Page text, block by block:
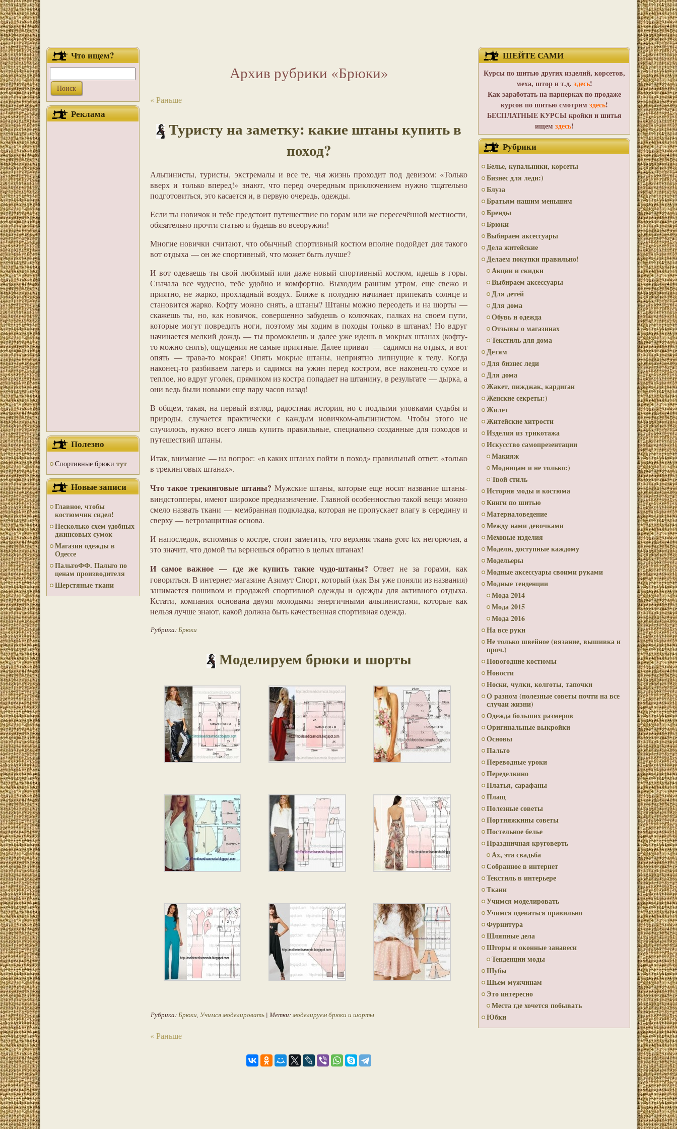
Что ищем?
Реклама
Полезно
Спортивные брюки тут
Новые записи
Главное, чтобы
костюмчик сидел!
Несколько схем удобных
джинсовых сумок
Магазин одежды в
Одессе
ПальтоФФ. Пальто по
ценам производителя
Шерстяные ткани
Архив рубрики «Брюки»
« Раньше
Туристу на заметку: какие штаны купить в
поход?
Альпинисты, туристы, экстремалы и все те, чья жизнь проходит под девизом: «Только
вверх и только вперед!» знают, что перед очередным приключением нужно тщательно
подготовиться, это касается и, в первую очередь, одежды.
Если ты новичок и тебе предстоит путешествие по горам или же пересечённой местности,
обязательно прочти статью и будешь во всеоружии!
Многие новички считают, что обычный спортивный костюм вполне подойдет для такого
вот отдыха — он же спортивный, что может быть лучше?
И вот одеваешь ты свой любимый или даже новый спортивный костюм, идешь в горы.
Сначала все чудесно, тебе удобно и комфортно. Выходим ранним утром, еще свежо и
приятно, не жарко, прохладный воздух. Ближе к полудню начинает припекать солнце и
становится жарко. Кофту можно снять, а штаны? Штаны можно переодеть и на шорты —
скажешь ты, но, как новичок, совершенно забудешь о колючках, палках на своем пути,
которые могут повредить ноги, поэтому мы ходим в походы только в штанах! Но вдруг
начинается мелкий дождь — ты промокаешь и далее уже идешь в мокрых штанах (кофту-
то можно снять), ощущения не самые приятные. Далее привал — садимся на отдых, и вот
опять — трава-то мокрая! Опять мокрые штаны, неприятно липнущие к телу. Когда
наконец-то разбиваем лагерь и садимся на ужин перед костром, все наконец-то сухое и
теплое, но вдруг уголек, прямиком из костра попадает на штанину, в результате — дырка, а
они ведь были новыми еще пару часов назад!
В общем, такая, на первый взгляд, радостная история, но с подлыми уловками судьбы и
природы, случается практически с каждым новичком-альпинистом. Чтобы этого не
случилось, нужно всего лишь купить правильные, специально созданные для походов и
путешествий штаны.
Итак, внимание — на вопрос: «в каких штанах пойти в поход» правильный ответ: «только
в трекинговых штанах».
Что такое трекинговые штаны? Мужские штаны, которые еще носят название штаны-
виндстопперы, имеют широкое предназначение. Главной особенностью такой вещи можно
смело назвать ткани — мембранная подкладка, которая не пропускает влагу в середину и
сверху — ветрозащитная основа.
И напоследок, вспомнив о костре, стоит заметить, что верхняя ткань gore-tex негорючая, а
это значит, что домой ты вернешься обратно в целых штанах!
И самое важное — где же купить такие чудо-штаны? Ответ не за горами, как
говориться. В интернет-магазине Азимут Спорт, который (как Вы уже поняли из названия)
занимается пошивом и продажей спортивной одежды и одежды для активного отдыха.
Кстати, компания основана двумя молодыми энергичными альпинистами, которые как
нельзя лучше знают, какой должна быть качественная спортивная одежда.
Рубрика:Брюки
Моделируем брюки и шорты
Рубрика: Брюки Учимся моделировать | Метки: моделируем брюки и шорты
« Раньше
ШЕЙТЕ САМИ
Курсы по шитью других изделий, корсетов,
меха, штор и т.д. здесь!
Как заработать на парнерках по продаже
курсов по шитью смотрим здесь!
БЕСПЛАТНЫЕ КУРСЫ кройки и шитья
ищем здесь!
Рубрики
Белье, купальники, корсеты
Бизнес для леди:)
Блуза
Братьям нашим меньшим
Бренды
Брюки
Выбираем аксессуары
Дела житейские
Делаем покупки правильно!
Акции и скидки
Выбираем аксессуары
Для детей
Для дома
Обувь и одежда
Отзывы о магазинах
Текстиль для дома
Детям
Для бизнес леди
Для дома
Жакет, пижджак, кардиган
Женские секреты:)
Жилет
Житейские хитрости
Изделия из трикотажа
Искусство самопрезентации
Макияж
Модницам и не только:)
Твой стиль
История моды и костюма
Книги по шитью
Материаловедение
Между нами девочками
Меховые изделия
Модели, доступные каждому
Модельеры
Модные аксессуары своими руками
Модные тенденции
Мода 2014
Мода 2015
Мода 2016
На все руки
Не только швейное (вязание, вышивка и
проч.)
Новогодние костюмы
Новости
Носки, чулки, колготы, тапочки
О разном (полезные советы почти на все
случаи жизни)
Одежда больших размеров
Оригинальные выкройки
Основы
Пальто
Переводные уроки
Переделкино
Платья, сарафаны
Плащ
Полезные советы
Портняжкины советы
Постельное белье
Праздничная круговерть
Ах, эта свадьба
Собранное в интернет
Текстиль в интерьере
Ткани
Учимся моделировать
Учимся одеваться правильно
Фурнитура
Шляпные дела
Шторы и оконные занавеси
Тенденции моды
Шубы
Шьем мужчинам
Это интересно
Места где хочется побывать
Юбки